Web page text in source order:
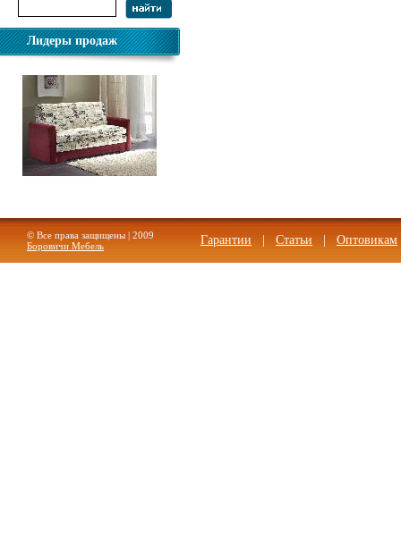
Лидеры продаж
© Все права защищены | 2009
Боровичи Мебель
Гарантии Статьи Оптовикам